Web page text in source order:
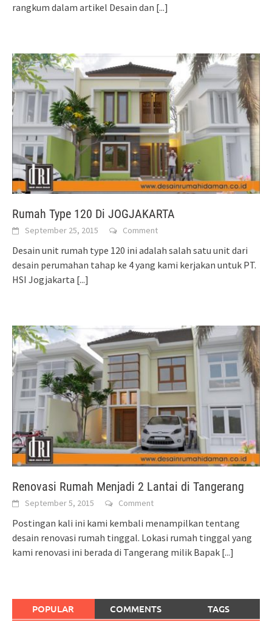
rangkum dalam artikel Desain dan [...]
Rumah Type 120 Di JOGJAKARTA
September 25, 2015 Comment
Desain unit rumah type 120 ini adalah salah satu unit dari
desain perumahan tahap ke 4 yang kami kerjakan untuk PT.
HSI Jogjakarta [...]
Renovasi Rumah Menjadi 2 Lantai di Tangerang
September 5, 2015 Comment
Postingan kali ini kami kembali menampilkan tentang
desain renovasi rumah tinggal. Lokasi rumah tinggal yang
kami renovasi ini berada di Tangerang milik Bapak [...]
POPULAR COMMENTS TAGS